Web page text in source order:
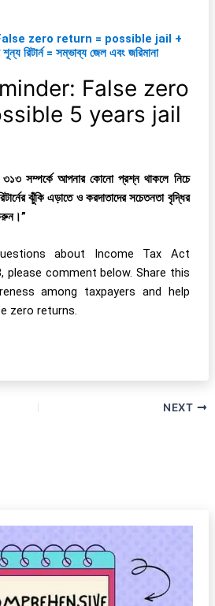
zero return = possible jail +
রিটার্ন = সম্ভাব্য জেল এবং জরিমানা
False zero
5 years jail
সম্পর্কে আপনার কোনো প্রশ্ন থাকলে নিচে
ঝুঁকি এড়াতে ও করদাতাদের সচেতনতা বৃদ্ধির
about Income Tax Act
please comment below. Share this
among taxpayers and help
zero returns.
NEXT